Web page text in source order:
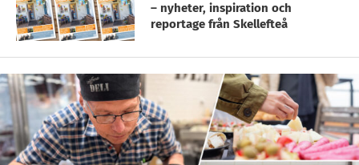
– nyheter, inspiration och
reportage från Skellefteå